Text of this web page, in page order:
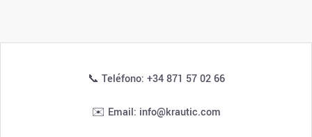
📞 Teléfono: +34 871 57 02 66
✉️ Email: info@krautic.com